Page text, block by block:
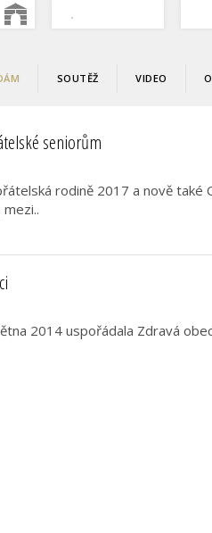
.
SOUTĚŽ VIDEO
seniorům
rodině 2017 a nově
2014 uspořádala Zdravá